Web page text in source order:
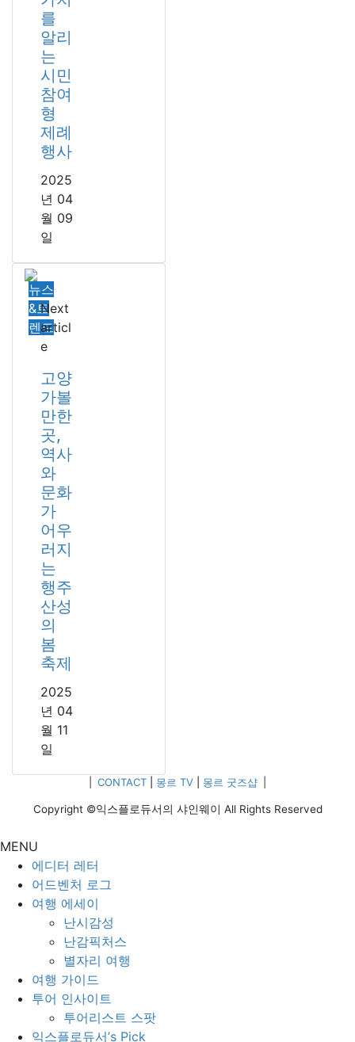
를
알리
는
시민
참여
형
제례
행사
2025
년 04
월 09
일
뉴스
&트
렌드
Next
articl
e
고양
가볼
만한
곳,
역사
와
문화
가
어우
러지
는
행주
산성
의
봄
축제
2025
년 04
월 11
일
CONTACT 몽르 TV 몽르 굿즈샵
Copyright ©익스플로듀서의 샤인웨이 All Rights Reserved
MENU
에디터 레터
어드벤처 로그
여행 에세이
난시감성
난감픽처스
별자리 여행
여행 가이드
투어 인사이트
투어리스트 스팟
익스플로듀서’s Pick